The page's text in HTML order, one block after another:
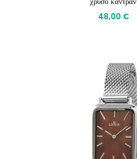
48,00 €